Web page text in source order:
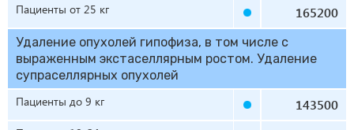
Пациенты от 25 кг 165200
Удаление опухолей гипофиза, в том числе с
выраженным экстаселлярным ростом. Удаление
супраселлярных опухолей
Пациенты до 9 кг
143500